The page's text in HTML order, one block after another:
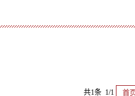
共1条 1/1 首